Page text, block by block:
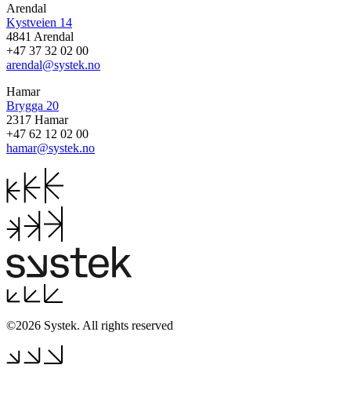
Arendal
Kystveien 14
4841 Arendal
+47 37 32 02 00
arendal@systek.no
Hamar
Brygga 20
2317 Hamar
+47 62 12 02 00
hamar@systek.no
©2026 Systek. All rights reserved